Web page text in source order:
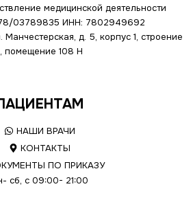
медицинской деятельности
03789835 ИНН: 7802949692
Манчестерская, д. 5, корпус 1, строение
помещение 108 Н
НАШИ ВРАЧИ
КОНТАКТЫ
ПО ПРИКАЗУ
сб, с 09:00- 21:00